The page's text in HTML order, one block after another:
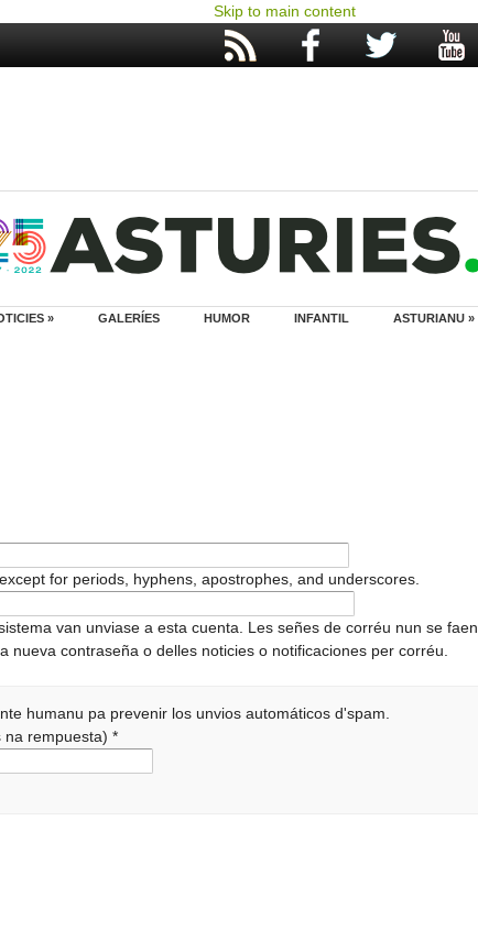
Skip to main content
» GALERÍES HUMOR INFANTIL ASTURIANU »
for periods, hyphens, apostrophes, and underscores.
van unviase a esta cuenta. Les señes de corréu nun se faen
nueva contraseña o delles noticies o notificaciones per corréu.
humanu pa prevenir los unvios automáticos d'spam.
na rempuesta)*